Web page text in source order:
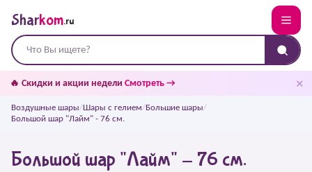
Sharkom.ru
🔥 Скидки и акции недели Смотреть → ✕
Воздушные шары/Шары с гелием/Большие шары/
Большой шар "Лайм" - 76 см.
Большой шар "Лайм" - 76 см.